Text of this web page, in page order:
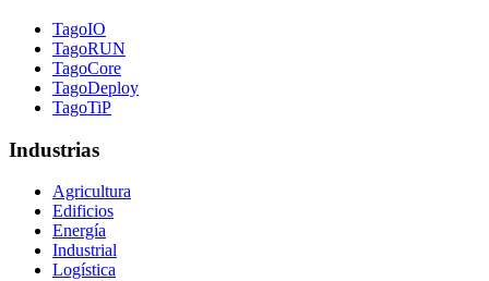
TagoIO
TagoRUN
TagoCore
TagoDeploy
TagoTiP
Industrias
Agricultura
Edificios
Energía
Industrial
Logística